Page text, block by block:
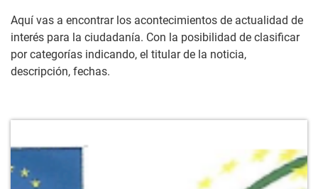
Aquí vas a encontrar los acontecimientos de actualidad de
interés para la ciudadanía. Con la posibilidad de clasificar
por categorías indicando, el titular de la noticia,
descripción, fechas.